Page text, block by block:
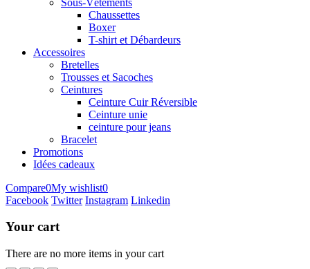
Chaussettes
Boxer
T-shirt et Débardeurs
Accessoires
Bretelles
Trousses et Sacoches
Ceintures
Ceinture Cuir Réversible
Ceinture unie
ceinture pour jeans
Bracelet
Promotions
Idées cadeaux
Compare0My wishlist0
Facebook Twitter Instagram Linkedin
Your cart
There are no more items in your cart